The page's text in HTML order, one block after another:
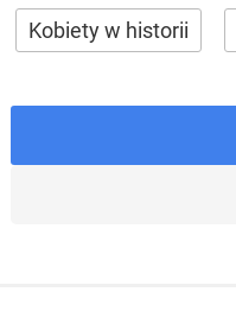
Kobiety w historii